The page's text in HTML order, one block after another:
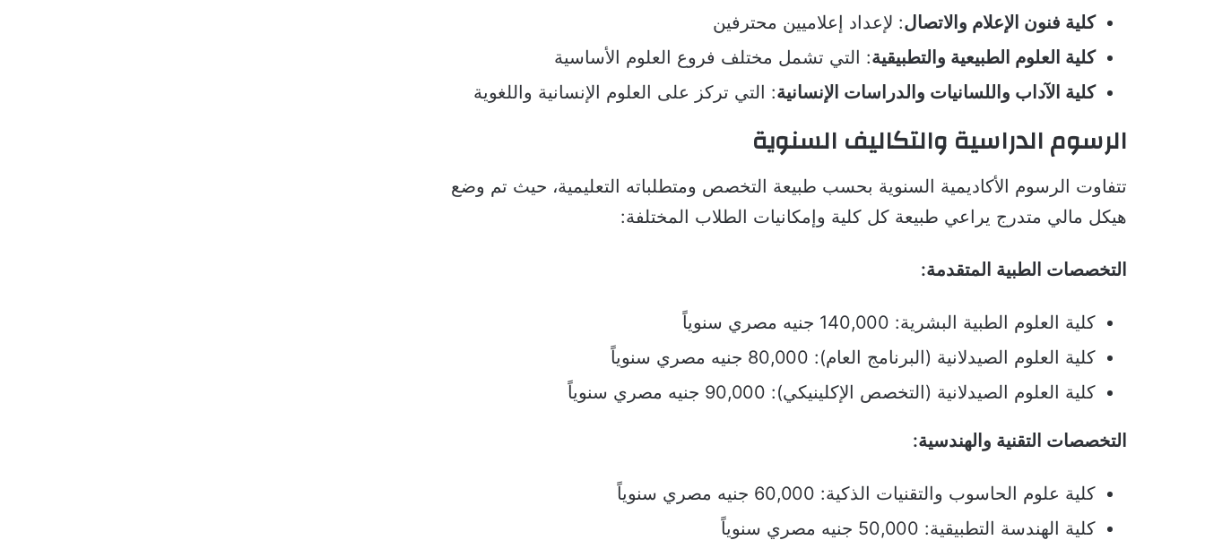
كلية فنون الإعلام والاتصال: لإعداد إعلاميين محترفين
كلية العلوم الطبيعية والتطبيقية: التي تشمل مختلف فروع العلوم الأساسية
كلية الآداب واللسانيات والدراسات الإنسانية: التي تركز على العلوم الإنسانية واللغوية
الرسوم الدراسية والتكاليف السنوية
تتفاوت الرسوم الأكاديمية السنوية بحسب طبيعة التخصص ومتطلباته التعليمية، حيث تم وضع
هيكل مالي متدرج يراعي طبيعة كل كلية وإمكانيات الطلاب المختلفة:
التخصصات الطبية المتقدمة:
كلية العلوم الطبية البشرية: 140,000 جنيه مصري سنوياً
كلية العلوم الصيدلانية (البرنامج العام): 80,000 جنيه مصري سنوياً
كلية العلوم الصيدلانية (التخصص الإكلينيكي): 90,000 جنيه مصري سنوياً
التخصصات التقنية والهندسية:
كلية علوم الحاسوب والتقنيات الذكية: 60,000 جنيه مصري سنوياً
كلية الهندسة التطبيقية: 50,000 جنيه مصري سنوياً